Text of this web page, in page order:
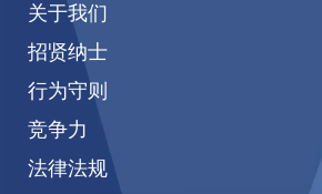
关于我们
招贤纳士
行为守则
竞争力
法律法规